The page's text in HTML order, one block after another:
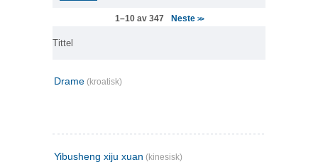
1–10 av 347 Neste >>
Tittel
Drame (kroatisk)
Yibusheng xiju xuan (kinesisk)